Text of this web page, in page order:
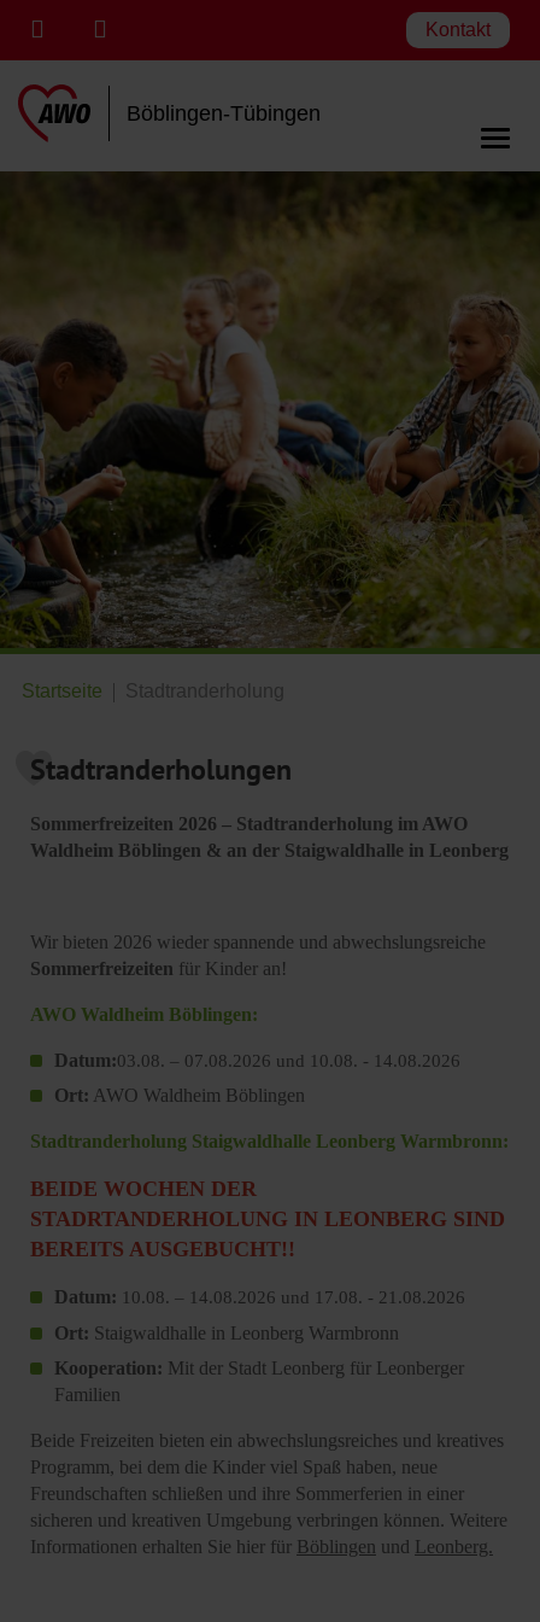
Kontakt
Böblingen-Tübingen
Startseite Stadtranderholung
Stadtranderholungen
Sommerfreizeiten 2026 – Stadtranderholung im AWO
Waldheim Böblingen & an der Staigwaldhalle in Leonberg
Wir bieten 2026 wieder spannende und abwechslungsreiche
Sommerfreizeiten für Kinder an!
AWO Waldheim Böblingen:
Datum:03.08. – 07.08.2026 und 10.08. - 14.08.2026
Ort: AWO Waldheim Böblingen
Stadtranderholung Staigwaldhalle Leonberg Warmbronn:
BEIDE WOCHEN DER
STADRTANDERHOLUNG IN LEONBERG SIND
BEREITS AUSGEBUCHT!!
Datum: 10.08. – 14.08.2026 und 17.08. - 21.08.2026
Ort: Staigwaldhalle in Leonberg Warmbronn
Kooperation: Mit der Stadt Leonberg für Leonberger
Familien
Beide Freizeiten bieten ein abwechslungsreiches und kreatives
Programm, bei dem die Kinder viel Spaß haben, neue
Freundschaften schließen und ihre Sommerferien in einer
sicheren und kreativen Umgebung verbringen können. Weitere
Informationen erhalten Sie hier für Böblingen und Leonberg.